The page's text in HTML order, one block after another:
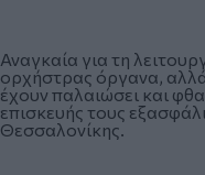
Αναγκαία για τη
ορχήστρας όργανα,
έχουν παλαιώσει και
επισκευής τους
Θεσσαλονίκης.